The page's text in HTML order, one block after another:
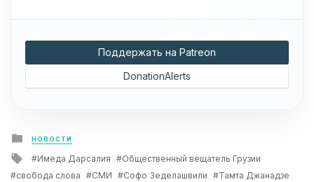
Поддержать на Patreon
DonationAlerts
Posted
in
НОВОСТИ
Tagged
with
Имеда Дарсалия
Общественный вещатель Грузии
свобода слова
СМИ Софо Зеделашвили
Тамта Джанадзе